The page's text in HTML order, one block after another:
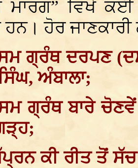
ਮਾਰਗ” ਵਿਖੇ
ਹੋਰ
ਗ੍ਰੰਥ ਦਰਪਣ
ਅੰਬਾਲਾ;
ਗ੍ਰੰਥ ਬਾਰੇ
ਕੀ ਰੀਤ ਤੋਂ